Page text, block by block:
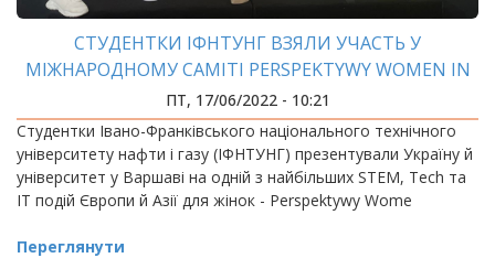
СТУДЕНТКИ ІФНТУНГ ВЗЯЛИ УЧАСТЬ У
МІЖНАРОДНОМУ САМІТІ PERSPEKTYWY WOMEN IN
TECH SUMMIT
ПТ, 17/06/2022 - 10:21
Студентки Івано-Франківського національного технічного
університету нафти і газу (ІФНТУНГ) презентували Україну й
університет у Варшаві на одній з найбільших STEM, Tech та
IT подій Європи й Азії для жінок - Perspektywy Wome
Переглянути